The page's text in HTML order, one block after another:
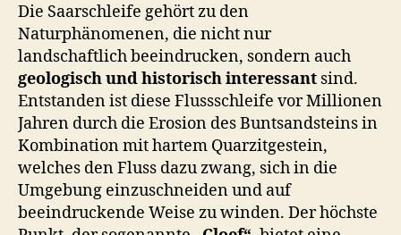
Die Saarschleife gehört zu den
Naturphänomenen, die nicht nur
landschaftlich beeindrucken, sondern auch
geologisch und historisch interessant sind.
Entstanden ist diese Flussschleife vor Millionen
Jahren durch die Erosion des Buntsandsteins in
Kombination mit hartem Quarzitgestein,
welches den Fluss dazu zwang, sich in die
Umgebung einzuschneiden und auf
beeindruckende Weise zu winden. Der höchste